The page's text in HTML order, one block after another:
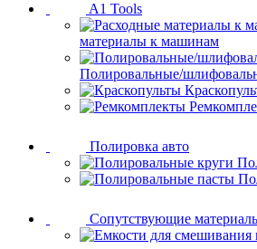
A1 Tools
материалы к машинам
Полировальные/
Полировка авто
Сопутствующие